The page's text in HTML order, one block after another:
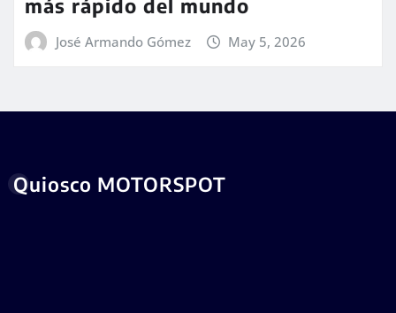
José Armando Gómez May 5, 2026
Quiosco MOTORSPOT